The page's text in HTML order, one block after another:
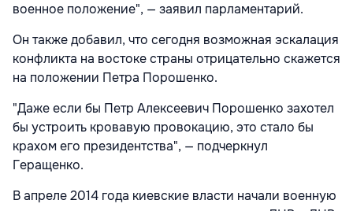
военное положение", — заявил парламентарий.
Он также добавил, что сегодня возможная эскалация
конфликта на востоке страны отрицательно скажется
на положении Петра Порошенко.
"Даже если бы Петр Алексеевич Порошенко захотел
бы устроить кровавую провокацию, это стало бы
крахом его президентства", — подчеркнул
Геращенко.
В апреле 2014 года киевские власти начали военную